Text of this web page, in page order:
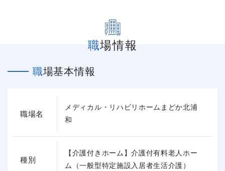
職場情報
職場基本情報
職場名
メディカル・リハビリホームまどか北浦
和
種別
【介護付きホーム】介護付有料老人ホー
ム（一般型特定施設入居者生活介護）